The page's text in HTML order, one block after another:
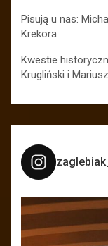
Pisują u nas:
Krekora.
Kwestie
Krugliński i